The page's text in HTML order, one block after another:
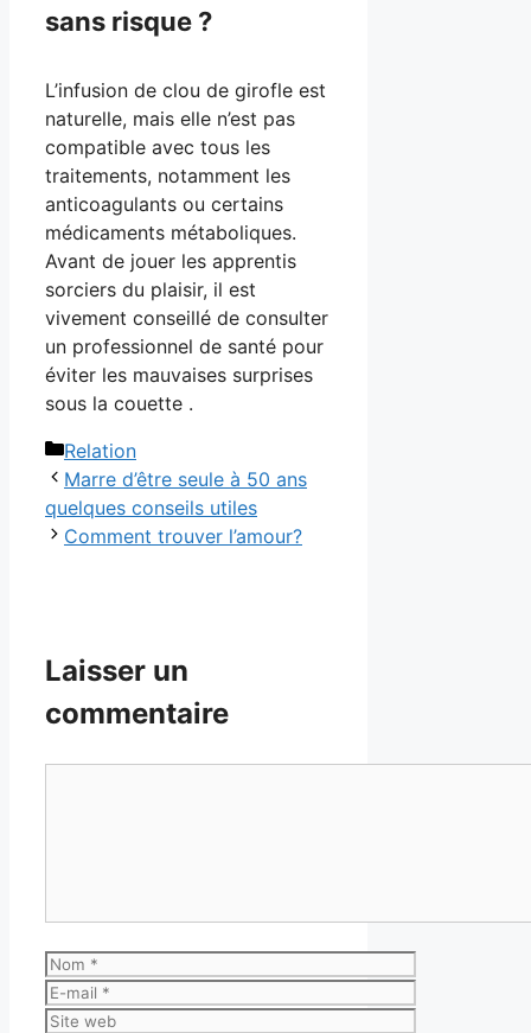
sans risque ?
L’infusion de clou de girofle est
naturelle, mais elle n’est pas
compatible avec tous les
traitements, notamment les
anticoagulants ou certains
médicaments métaboliques.
Avant de jouer les apprentis
sorciers du plaisir, il est
vivement conseillé de consulter
un professionnel de santé pour
éviter les mauvaises surprises
sous la couette .
Catégories
Relation
Marre d’être seule à 50 ans
quelques conseils utiles
Comment trouver l’amour?
Laisser un
commentaire
Nom
E-
mail
Site